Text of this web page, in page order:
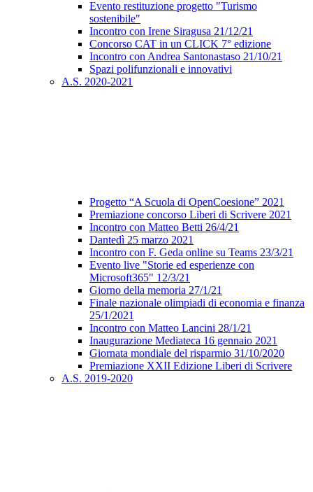
Evento restituzione progetto "Turismo
sostenibile"
Incontro con Irene Siragusa 21/12/21
Concorso CAT in un CLICK 7° edizione
Incontro con Andrea Santonastaso 21/10/21
Spazi polifunzionali e innovativi
A.S. 2020-2021
Progetto “A Scuola di OpenCoesione” 2021
Premiazione concorso Liberi di Scrivere 2021
Incontro con Matteo Betti 26/4/21
Dantedì 25 marzo 2021
Incontro con F. Geda online su Teams 23/3/21
Evento live "Storie ed esperienze con
Microsoft365" 12/3/21
Giorno della memoria 27/1/21
Finale nazionale olimpiadi di economia e finanza
25/1/2021
Incontro con Matteo Lancini 28/1/21
Inaugurazione Mediateca 16 gennaio 2021
Giornata mondiale del risparmio 31/10/2020
Premiazione XXII Edizione Liberi di Scrivere
A.S. 2019-2020